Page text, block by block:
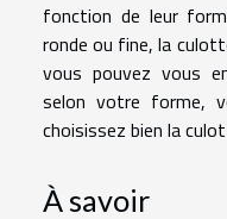
fonction de leur
ronde ou fine, la
vous pouvez vous
selon votre forme,
choisissez bien la
À savoir